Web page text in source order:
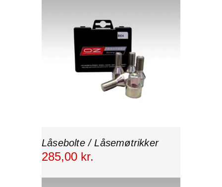
Låsebolte / Låsemøtrikker
285,00 kr.